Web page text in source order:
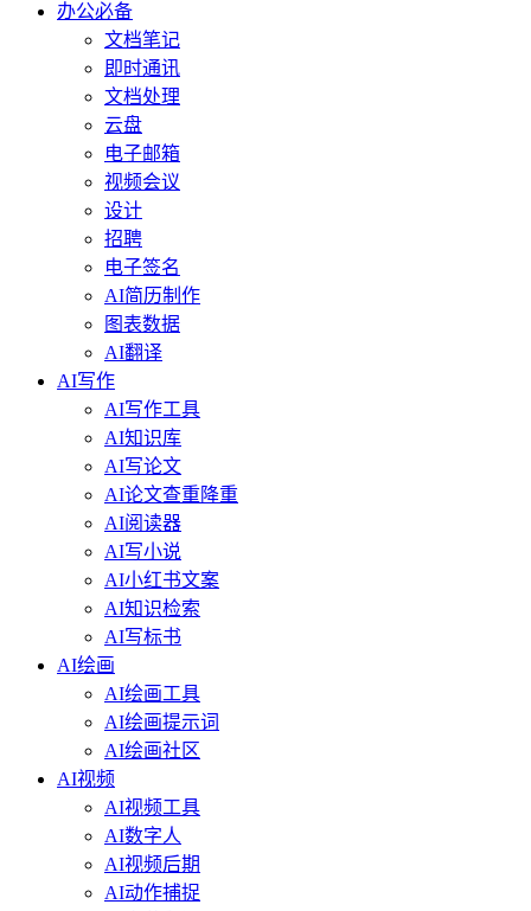
办公必备
文档笔记
即时通讯
文档处理
云盘
电子邮箱
视频会议
设计
招聘
电子签名
AI简历制作
图表数据
AI翻译
AI写作
AI写作工具
AI知识库
AI写论文
AI论文查重降重
AI阅读器
AI写小说
AI小红书文案
AI知识检索
AI写标书
AI绘画
AI绘画工具
AI绘画提示词
AI绘画社区
AI视频
AI视频工具
AI数字人
AI视频后期
AI动作捕捉